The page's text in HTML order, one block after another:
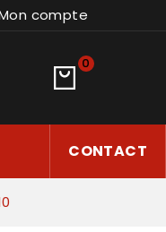
compte
0
CONTACT